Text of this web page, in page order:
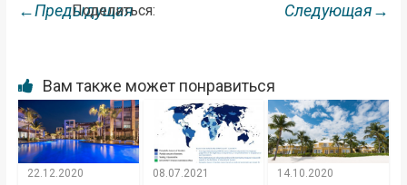
←Предыдущая Следующая→
Поделиться:
Вам также может понравиться
22.12.2020 08.07.2021 14.10.2020